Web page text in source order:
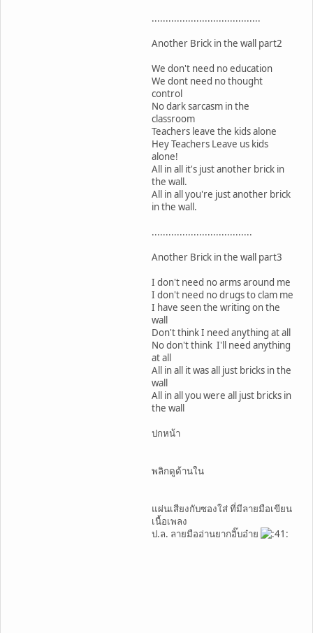
.......................................
Another Brick in the wall part2
We don't need no education
We dont need no thought
control
No dark sarcasm in the
classroom
Teachers leave the kids alone
Hey Teachers Leave us kids
alone!
All in all it's just another brick in
the wall.
All in all you're just another brick
in the wall.
....................................
Another Brick in the wall part3
I don't need no arms around me
I don't need no drugs to clam me
I have seen the writing on the
wall
Don't think I need anything at all
No don't think I'll need anything
at all
All in all it was all just bricks in the
wall
All in all you were all just bricks in
the wall
ปกหน้า
พลิกดูด้านใน
แผ่นเสียงกับซองใส่ ที่มีลายมือเขียน
เนื้อเพลง
ป.ล. ลายมืออ่านยากอิ๊บอ๋าย